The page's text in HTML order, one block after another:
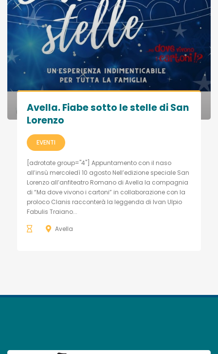
Avella. Fiabe sotto le stelle di San
Lorenzo
EVENTI
[adrotate group="4"] Appuntamento con il naso
all’insù mercoledì 10 agosto Nell’edizione speciale San
Lorenzo all’anfiteatro Romano di Avella la compagnia
di “Ma dove vivono i cartoni” in collaborazione con la
proloco Clanis racconterà la leggenda di Ivan Ulpio
Fabulis Traiano...
Avella